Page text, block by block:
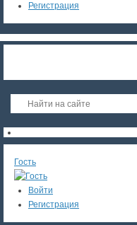
Регистрация
Гость
Войти
Регистрация